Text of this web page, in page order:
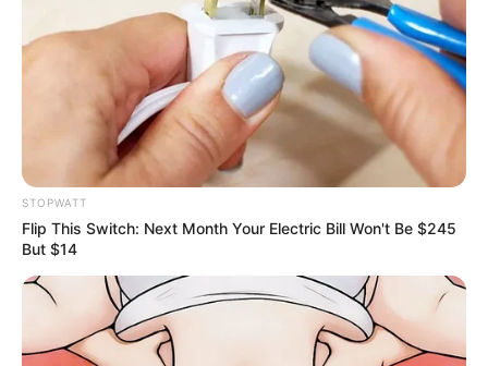
Top 9 Most Controversial 'Late Show' Moments
BRAINBERRIES
STOPWATT
Flip This Switch: Next Month Your Electric Bill Won't Be $245
But $14